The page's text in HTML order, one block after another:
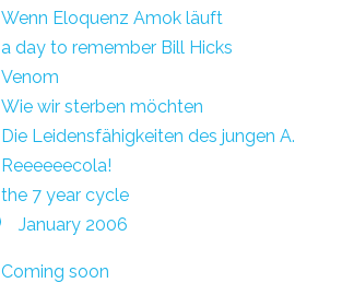
Wenn Eloquenz Amok läuft
a day to remember Bill Hicks
Venom
Wie wir sterben möchten
Die Leidensfähigkeiten des jungen A.
Reeeeeecola!
the 7 year cycle
January 2006
Coming soon